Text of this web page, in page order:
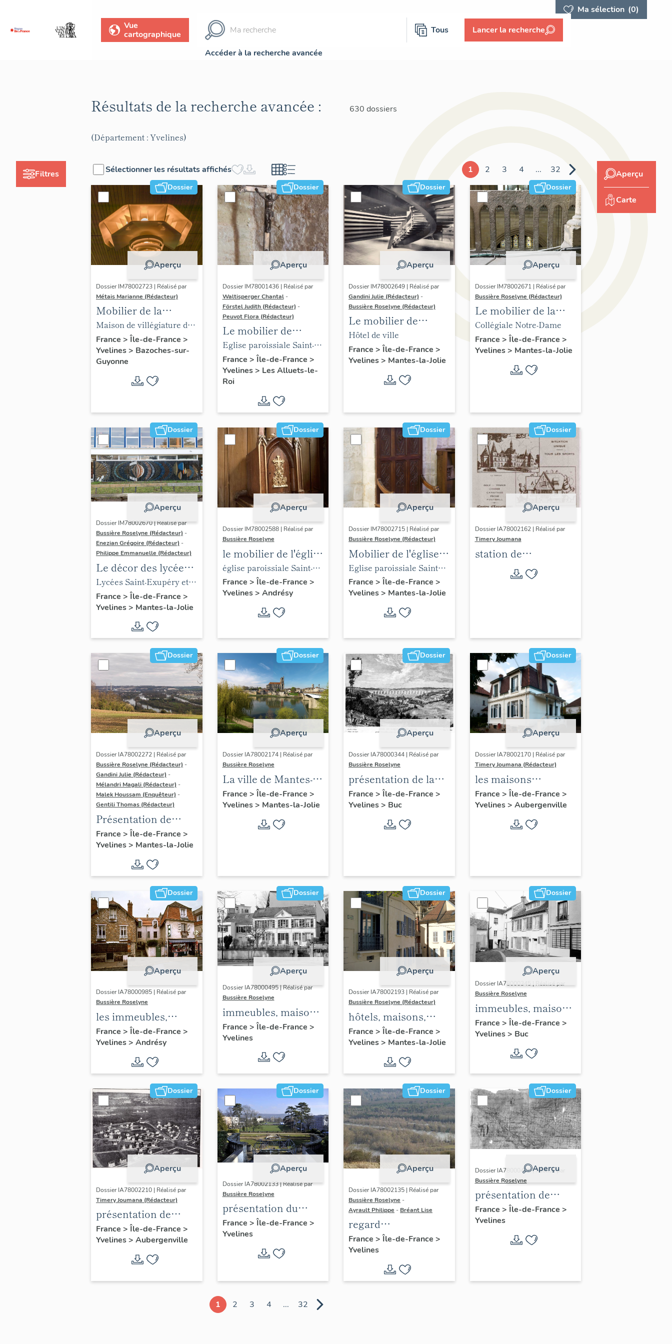
Ma sélection (0)
Vue
cartographique
Tous Lancer la recherche
Accéder à la recherche avancée
Filtres
Résultats de la recherche avancée : 630 dossiers
(Département : Yvelines)
Sélectionner les résultats affichés 1 2 3 4 ... 32
Dossier
Aperçu
Dossier IM78002723 | Réalisé par
Métais Marianne (Rédacteur)
Mobilier de la
maison Louis Carré
Maison de villégiature dite
maison Louis Carré
France > Île-de-France >
Yvelines> Bazoches-sur-
Guyonne
Dossier
Aperçu
Dossier IM78001436 | Réalisé par
Waltisperger Chantal -
Förstel Judith (Rédacteur) -
Peuvot Flora (Rédacteur)
Le mobilier de
l'église paroissiale
Saint-Nicolas
Eglise paroissiale Saint-
Nicolas
France > Île-de-France >
Yvelines> Les Alluets-le-
Roi
Dossier
Aperçu
Dossier IM78002649 | Réalisé par
Gandini Julie (Rédacteur) -
Bussière Roselyne (Rédacteur)
Le mobilier de
l'hôtel de ville
Hôtel de ville
France > Île-de-France >
Yvelines> Mantes-la-Jolie
Dossier
Aperçu
Dossier IM78002671 | Réalisé par
Bussière Roselyne (Rédacteur)
Le mobilier de la
collégiale
Collégiale Notre-Dame
France > Île-de-France >
Yvelines> Mantes-la-Jolie
Dossier
Aperçu
Dossier IM78002670 | Réalisé par
Bussière Roselyne (Rédacteur) -
Enezian Grégoire (Rédacteur) -
Philippe Emmanuelle (Rédacteur)
Le décor des lycées
de Mantes
Lycées Saint-Exupéry et
Jean Rostand
France > Île-de-France >
Yvelines> Mantes-la-Jolie
Dossier
Aperçu
Dossier IM78002588 | Réalisé par
Bussière Roselyne
le mobilier de l'église
Saint-Germain-de-
Paris (liste
supplémentaire)
église paroissiale Saint-
Germain
France > Île-de-France >
Yvelines> Andrésy
Dossier
Aperçu
Dossier IM78002715 | Réalisé par
Bussière Roselyne (Rédacteur)
Mobilier de l'église
Sainte-Anne de
Gassicourt
Eglise paroissiale Sainte-
Anne
France > Île-de-France >
Yvelines> Mantes-la-Jolie
Dossier
Aperçu
Dossier IA78002162 | Réalisé par
Timery Joumana
station de
villégiature
d'Elisabethville
Dossier
Aperçu
Dossier IA78002272 | Réalisé par
Bussière Roselyne (Rédacteur) -
Gandini Julie (Rédacteur) -
Mélandri Magali (Rédacteur) -
Malek Houssam (Enquêteur) -
Gentili Thomas (Rédacteur)
Présentation de
l'étude
France > Île-de-France >
Yvelines> Mantes-la-Jolie
Dossier
Aperçu
Dossier IA78002174 | Réalisé par
Bussière Roselyne
La ville de Mantes-la-
Jolie
France > Île-de-France >
Yvelines> Mantes-la-Jolie
Dossier
Aperçu
Dossier IA78000344 | Réalisé par
Bussière Roselyne
présentation de la
commune de Buc
France > Île-de-France >
Yvelines> Buc
Dossier
Aperçu
Dossier IA78002170 | Réalisé par
Timery Joumana (Rédacteur)
les maisons
d'Elisabethville
France > Île-de-France >
Yvelines> Aubergenville
Dossier
Aperçu
Dossier IA78000985 | Réalisé par
Bussière Roselyne
les immeubles,
maisons et fermes
du canton d'Andrésy
France > Île-de-France >
Yvelines> Andrésy
Dossier
Aperçu
Dossier IA78000495 | Réalisé par
Bussière Roselyne
immeubles, maisons,
fermes
France > Île-de-France >
Yvelines
Dossier
Aperçu
Dossier IA78002193 | Réalisé par
Bussière Roselyne (Rédacteur)
hôtels, maisons,
immeubles
France > Île-de-France >
Yvelines> Mantes-la-Jolie
Dossier
Aperçu
Dossier IA78000345 | Réalisé par
Bussière Roselyne
immeubles, maisons,
fermes
France > Île-de-France >
Yvelines> Buc
Dossier
Aperçu
Dossier IA78002210 | Réalisé par
Timery Joumana (Rédacteur)
présentation de
l'étude
d'Elisabethville
France > Île-de-France >
Yvelines> Aubergenville
Dossier
Aperçu
Dossier IA78002133 | Réalisé par
Bussière Roselyne
présentation du
diagnostic
patrimonial, urbain
et paysager de Seine-
France > Île-de-France >
Yvelines
Dossier
Aperçu
Dossier IA78002135 | Réalisé par
Bussière Roselyne -
Ayrault Philippe - Bréant Lise
regard
photographique sur
le territoire de Seine-
France > Île-de-France >
Yvelines
Dossier
Aperçu
Dossier IA78000496 | Réalisé par
Bussière Roselyne
présentation de
l'étude du
patrimoine de l'aire
d'étude Versailles
périphérie sud
France > Île-de-France >
Yvelines
1 2 3 4 ... 32
Aperçu
Carte